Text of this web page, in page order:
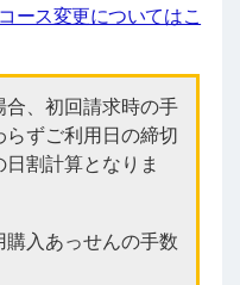
ース変更についてはこ
合、初回請求時の手
ずご利用日の締切
割計算となりま
購入あっせんの手数